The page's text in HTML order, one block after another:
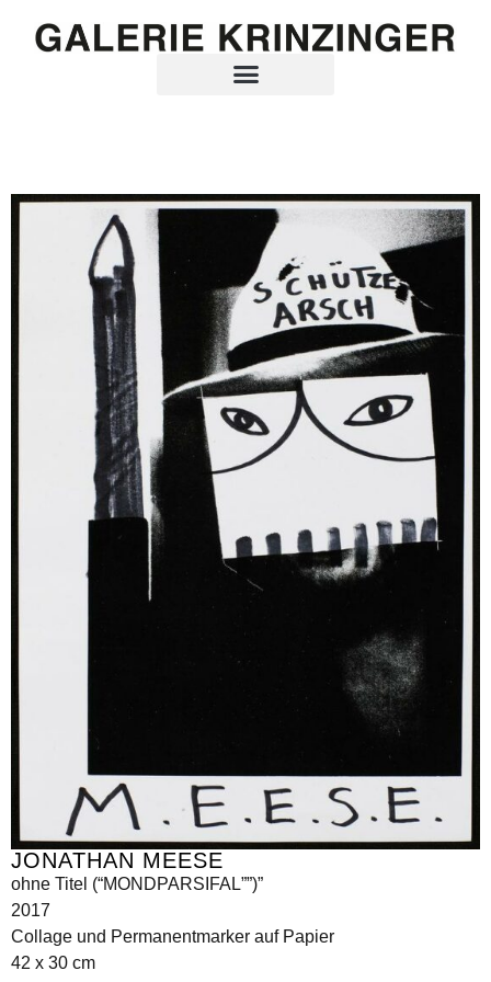
JONATHAN MEESE
ohne Titel (“MONDPARSIFAL””)”
2017
Collage und Permanentmarker auf Papier
42 x 30 cm